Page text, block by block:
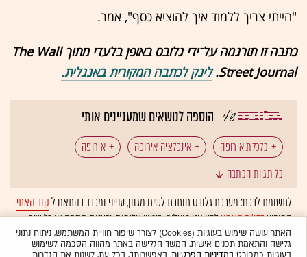
"הייתי צריך ללמוד איך להוציא כסף", אמר.
כתבה זו תורגמה על־ידי גלובס באופן בלעדי מתוך The Wall
Street Journal. לינק לכתבה המקורית באנגלית.
הוספה לנושאים שמעניינים אותי
כלכלת אירופה אינפלציה אירופה אירופה
כל תגיות הכתבה
לתשומת לבכם: מערכת גלובס חותרת לשיח מגוון, ענייני ומכבד בהתאם לקוד האתי
המופיעבדו"ח האמוןלפיו אנו פועלים. ביטויי אלימות, גזענות, הסתה או כל שיח
בלתי הולם אחר מסוננים בצורהאוטומטיתולא יפורסמו באתר.
האתר עושה שימוש בעוגיות (Cookies) לצורך שיפור חוויית המשתמש, ניתוח נתוני
גלישה והתאמת תכנים אישית. המשך הגלישה באתר מהווה הסכמה לשימוש